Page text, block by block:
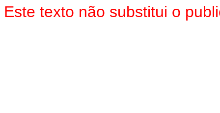
Este texto não substitui o